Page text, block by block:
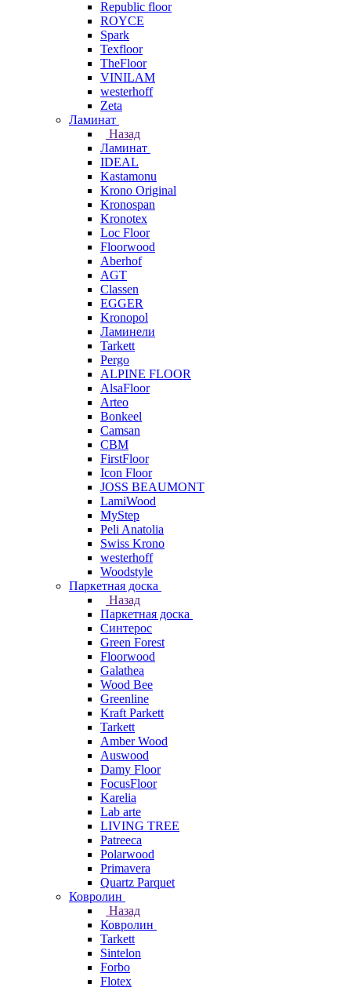
Republic floor
ROYCE
Spark
Texfloor
TheFloor
VINILAM
westerhoff
Zeta
Ламинат
Назад
Ламинат
IDEAL
Kastamonu
Krono Original
Kronospan
Kronotex
Loc Floor
Floorwood
Aberhof
AGT
Classen
EGGER
Kronopol
Ламинели
Tarkett
Pergo
ALPINE FLOOR
AlsaFloor
Arteo
Bonkeel
Camsan
CBM
FirstFloor
Icon Floor
JOSS BEAUMONT
LamiWood
MyStep
Peli Anatolia
Swiss Krono
westerhoff
Woodstyle
Паркетная доска
Назад
Паркетная доска
Синтерос
Green Forest
Floorwood
Galathea
Wood Bee
Greenline
Kraft Parkett
Tarkett
Amber Wood
Auswood
Damy Floor
FocusFloor
Karelia
Lab arte
LIVING TREE
Patreeca
Polarwood
Primavera
Quartz Parquet
Ковролин
Назад
Ковролин
Tarkett
Sintelon
Forbo
Flotex